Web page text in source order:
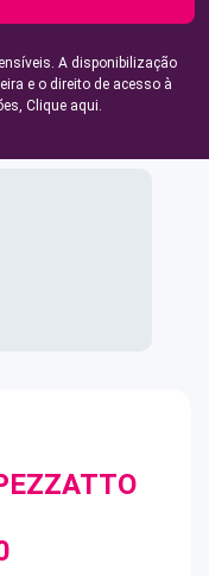
A disponibilização
e o direito de acesso à
Clique aqui.